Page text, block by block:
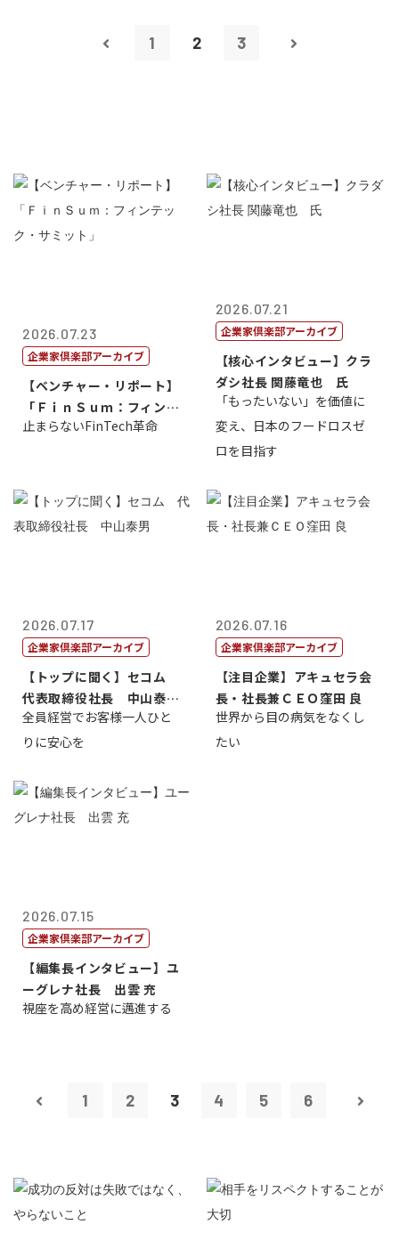
1 2 3
2026.07.23
企業家倶楽部アーカイブ
【ベンチャー・リポート】
「ＦｉｎＳｕｍ：フィンテ
ック・サミッ...
止まらないFinTech革命
2026.07.21
企業家倶楽部アーカイブ
【核心インタビュー】クラ
ダシ社長 関藤竜也 氏
「もったいない」を価値に
変え、日本のフードロスゼ
ロを目指す
2026.07.17
企業家倶楽部アーカイブ
【トップに聞く】セコム
代表取締役社長 中山泰
男
全員経営でお客様一人ひと
りに安心を
2026.07.16
企業家倶楽部アーカイブ
【注目企業】アキュセラ会
長・社長兼ＣＥＯ窪田 良
世界から目の病気をなくし
たい
2026.07.15
企業家倶楽部アーカイブ
【編集長インタビュー】ユ
ーグレナ社長 出雲 充
視座を高め経営に邁進する
1 2 3 4 5 6